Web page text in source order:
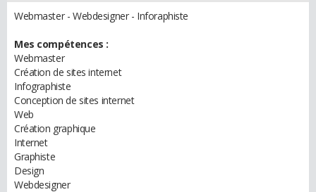
Webmaster - Webdesigner - Inforaphiste
Mes compétences :
Webmaster
Création de sites internet
Infographiste
Conception de sites internet
Web
Création graphique
Internet
Graphiste
Design
Webdesigner